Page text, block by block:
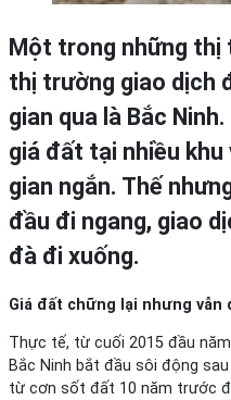
Một trong những thị
thị trường giao dịch
gian qua là Bắc
giá đất tại nhiều
gian ngắn. Thế
đầu đi ngang, giao
đà đi xuống.
Giá đất chững lại nhưng vẫn
Thực tế, từ cuối 2015 đầu
Bắc Ninh bắt đầu sôi động
từ cơn sốt đất 10 năm trước